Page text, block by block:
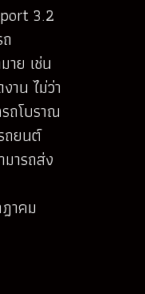
3.2
ย เช่น
าน ไม่ว่า
ถโบราณ
ถยนต์
ารถส่ง
าคม